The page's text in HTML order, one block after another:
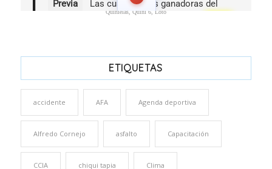
Quinielas, Quini 6, Loto
ETIQUETAS
accidente AFA Agenda deportiva
Alfredo Cornejo asfalto Capacitación
CCIA chiqui tapia Clima